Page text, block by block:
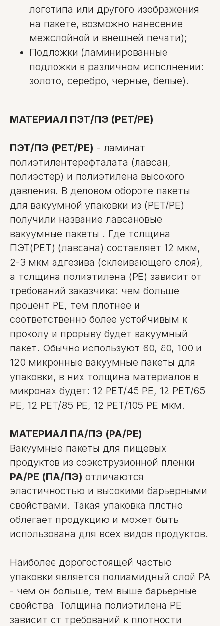
логотипа или другого изображения
на пакете, возможно нанесение
межслойной и внешней печати);
Подложки (ламинированные
подложки в различном исполнении:
золото, серебро, черные, белые).
МАТЕРИАЛ ПЭТ/ПЭ (PET/PE)
ПЭТ/ПЭ (PET/PE) - ламинат
полиэтилентерефталата (лавсан,
полиэстер) и полиэтилена высокого
давления. В деловом обороте пакеты
для вакуумной упаковки из (PET/PE)
получили название лавсановые
вакуумные пакеты . Где толщина
ПЭТ(PET) (лавсана) составляет 12 мкм,
2-3 мкм адгезива (склеивающего слоя),
а толщина полиэтилена (PE) зависит от
требований заказчика: чем больше
процент PE, тем плотнее и
соответственно более устойчивым к
проколу и прорыву будет вакуумный
пакет. Обычно используют 60, 80, 100 и
120 микронные вакуумные пакеты для
упаковки, в них толщина материалов в
микронах будет: 12 PET/45 PE, 12 PET/65
PE, 12 PET/85 PE, 12 PET/105 PE мкм.
МАТЕРИАЛ ПА/ПЭ (PA/PE)
Вакуумные пакеты для пищевых
продуктов из соэкструзионной пленки
PA/PE (ПА/ПЭ) отличаются
эластичностью и высокими барьерными
свойствами. Такая упаковка плотно
облегает продукцию и может быть
использована для всех видов продуктов.
Наиболее дорогостоящей частью
упаковки является полиамидный слой PA
- чем он больше, тем выше барьерные
свойства. Толщина полиэтилена PE
зависит от требований к плотности